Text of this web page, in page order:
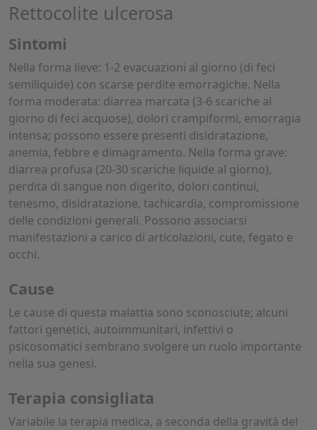
Rettocolite ulcerosa
Sintomi
Nella forma lieve: 1-2 evacuazioni al giorno (di feci
semiliquide) con scarse perdite emorragiche. Nella
forma moderata: diarrea marcata (3-6 scariche al
giorno di feci acquose), dolori crampiformi, emorragia
intensa; possono essere presenti disidratazione,
anemia, febbre e dimagramento. Nella forma grave:
diarrea profusa (20-30 scariche liquide al giorno),
perdita di sangue non digerito, dolori continui,
tenesmo, disidratazione, tachicardia, compromissione
delle condizioni generali. Possono associarsi
manifestazioni a carico di articolazioni, cute, fegato e
occhi.
Cause
Le cause di questa malattia sono sconosciute; alcuni
fattori genetici, autoimmunitari, infettivi o
psicosomatici sembrano svolgere un ruolo importante
nella sua genesi.
Terapia consigliata
Variabile la terapia medica, a seconda della gravità del